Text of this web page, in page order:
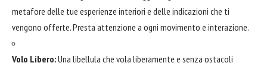
metafore delle tue esperienze interiori e delle indicazioni che ti
vengono offerte. Presta attenzione a ogni movimento e interazione.
Volo Libero:Una libellula che vola liberamente e senza ostacoli